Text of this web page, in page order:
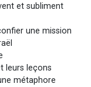
et subliment
une mission
leurs leçons
métaphore